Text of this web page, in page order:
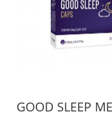
GOOD SLEEP